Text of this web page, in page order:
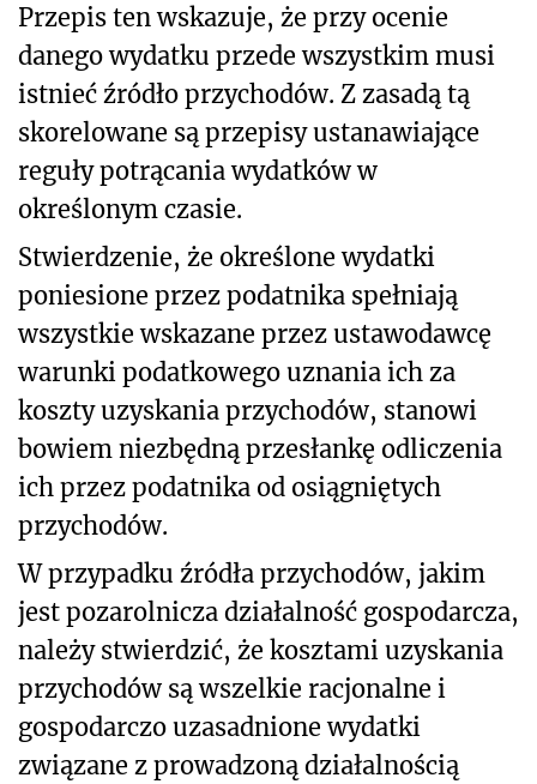
Przepis ten wskazuje, że przy ocenie
danego wydatku przede wszystkim musi
istnieć źródło przychodów. Z zasadą tą
skorelowane są przepisy ustanawiające
reguły potrącania wydatków w
określonym czasie.
Stwierdzenie, że określone wydatki
poniesione przez podatnika spełniają
wszystkie wskazane przez ustawodawcę
warunki podatkowego uznania ich za
koszty uzyskania przychodów, stanowi
bowiem niezbędną przesłankę odliczenia
ich przez podatnika od osiągniętych
przychodów.
W przypadku źródła przychodów, jakim
jest pozarolnicza działalność gospodarcza,
należy stwierdzić, że kosztami uzyskania
przychodów są wszelkie racjonalne i
gospodarczo uzasadnione wydatki
związane z prowadzoną działalnością